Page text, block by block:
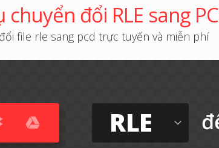
chuyển đổi RLE sang
file rle sang pcd trực tuyến và miễn phí
RLE